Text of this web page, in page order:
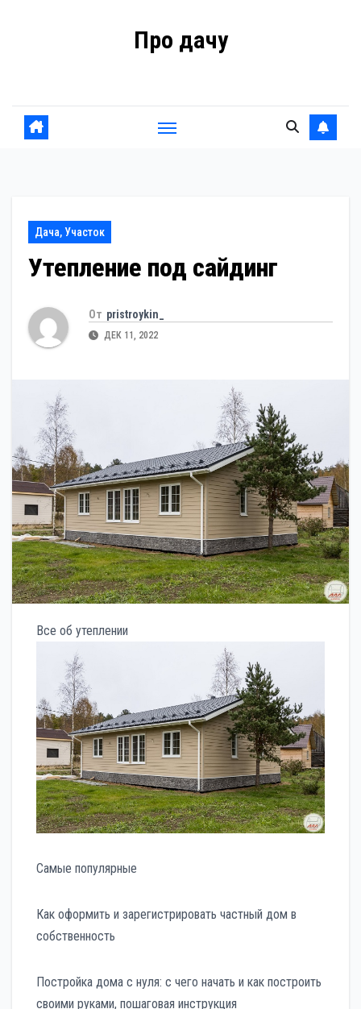
Про дачу
Дача, Участок
Утепление под сайдинг
От pristroykin_
ДЕК 11, 2022
Все об утеплении
Самые популярные
Как оформить и зарегистрировать частный дом в
собственность
Постройка дома с нуля: с чего начать и как построить
своими руками, пошаговая инструкция